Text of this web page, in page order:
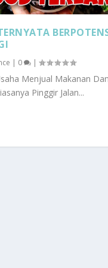
| 0 |
Menjual Makanan
Pinggir Jalan...